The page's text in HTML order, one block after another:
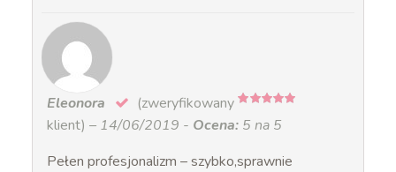
Eleonora
(zweryfikowany
klient) – 14/06/2019 - Ocena: 5 na 5
Pełen profesjonalizm – szybko,sprawnie